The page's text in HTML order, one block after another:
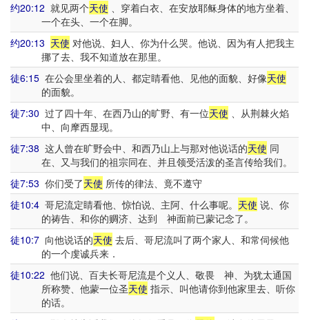
约20:12 就见两个天使 、穿着白衣、在安放耶稣身体的地方坐着、
一个在头、一个在脚。
约20:13 天使 对他说、妇人、你为什么哭。他说、因为有人把我主
挪了去、我不知道放在那里。
徒6:15 在公会里坐着的人、都定睛看他、见他的面貌、好像天使
的面貌。
徒7:30 过了四十年、在西乃山的旷野、有一位天使 、从荆棘火焰
中、向摩西显现。
徒7:38 这人曾在旷野会中、和西乃山上与那对他说话的天使 同
在、又与我们的祖宗同在、并且领受活泼的圣言传给我们。
徒7:53 你们受了天使 所传的律法、竟不遵守
徒10:4 哥尼流定睛看他、惊怕说、主阿、什么事呢。 天使 说、你
的祷告、和你的赒济、达到 神面前已蒙记念了。
徒10:7 向他说话的天使 去后、哥尼流叫了两个家人、和常伺候他
的一个虔诚兵来．
徒10:22 他们说、百夫长哥尼流是个义人、敬畏 神、为犹太通国
所称赞、他蒙一位圣天使 指示、叫他请你到他家里去、听你
的话。